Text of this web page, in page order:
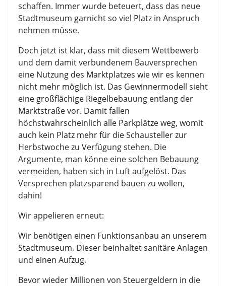
schaffen. Immer wurde beteuert, dass das neue
Stadtmuseum garnicht so viel Platz in Anspruch
nehmen müsse.
Doch jetzt ist klar, dass mit diesem Wettbewerb
und dem damit verbundenem Bauversprechen
eine Nutzung des Marktplatzes wie wir es kennen
nicht mehr möglich ist. Das Gewinnermodell sieht
eine großflächige Riegelbebauung entlang der
Marktstraße vor. Damit fallen
höchstwahrscheinlich alle Parkplätze weg, womit
auch kein Platz mehr für die Schausteller zur
Herbstwoche zu Verfügung stehen. Die
Argumente, man könne eine solchen Bebauung
vermeiden, haben sich in Luft aufgelöst. Das
Versprechen platzsparend bauen zu wollen,
dahin!
Wir appelieren erneut:
Wir benötigen einen Funktionsanbau an unserem
Stadtmuseum. Dieser beinhaltet sanitäre Anlagen
und einen Aufzug.
Bevor wieder Millionen von Steuergeldern in die